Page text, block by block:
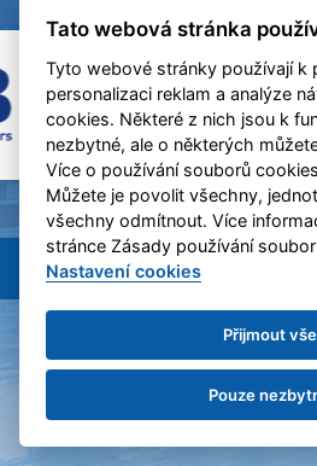
BC Benešov &eSports.cz
Tato webová stránka
Tyto webové stránky používají k
personalizaci reklam a analýze
cookies. Některé z nich jsou k
nezbytné, ale o některých
Více o používání souborů
Můžete je povolit všechny,
všechny odmítnout. Více
stránce Zásady používání
Nastavení cookies
Přijmout vše
Pouze